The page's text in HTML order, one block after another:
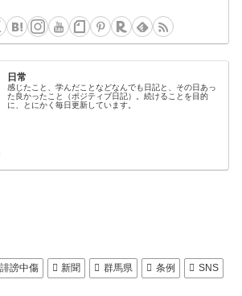
日常
感じたこと、学んだことなどなんでも日記と、その日あっ
た良かったこと（ポジティブ日記）。続けることを目的
に、とにかく毎日更新しています。
誹謗中傷 新聞 群馬県 条例 SNS